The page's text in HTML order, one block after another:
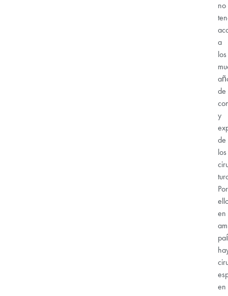
no
a
los
de
y
de
los
Por
en
en